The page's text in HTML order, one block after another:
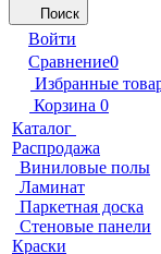
Поиск
Войти
Сравнение0
Избранные
Корзина 0
Каталог
Распродажа
Виниловые полы
Ламинат
Паркетная доска
Стеновые панели
Краски